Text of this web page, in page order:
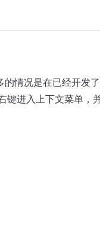
情况是在已经开发
键进入上下文菜单，